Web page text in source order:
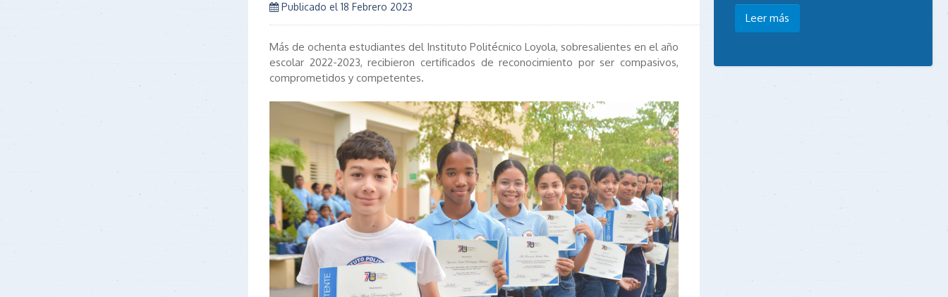
Publicado el 18 Febrero 2023
Más de ochenta estudiantes del Instituto Politécnico Loyola, sobresalientes en el año
escolar 2022-2023, recibieron certificados de reconocimiento por ser compasivos,
comprometidos y competentes.
Leer más